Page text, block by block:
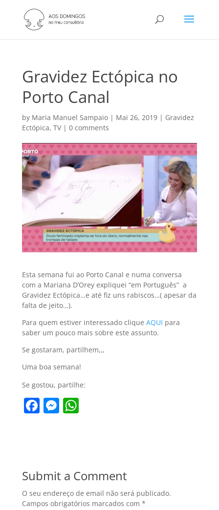
Gravidez Ectópica no
Porto Canal
by Maria Manuel Sampaio| Mai 26, 2019| Gravidez
Ectópica, TV| 0 comments
Esta semana fui ao Porto Canal e numa conversa
com a Mariana D’Orey expliquei “em Português” a
Gravidez Ectópica…e até fiz uns rabiscos…( apesar da
falta de jeito…).
Para quem estiver interessado clique AQUI para
saber um pouco mais sobre este assunto.
Se gostaram, partilhem,,,
Uma boa semana!
Se gostou, partilhe:
F
o
o
M
n
g
er
W
A
p
p
Submit a Comment
O seu endereço de email não será publicado.
Campos obrigatórios marcados com *